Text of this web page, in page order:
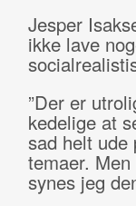
Jesper
ikke lave
”Der er
kedelige at
sad helt
temaer.
synes jeg